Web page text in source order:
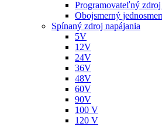
Programovateľný zdroj
Obojsmerný
Spínaný zdroj napájania
5V
12V
24V
36V
48V
60V
90V
100 V
120 V